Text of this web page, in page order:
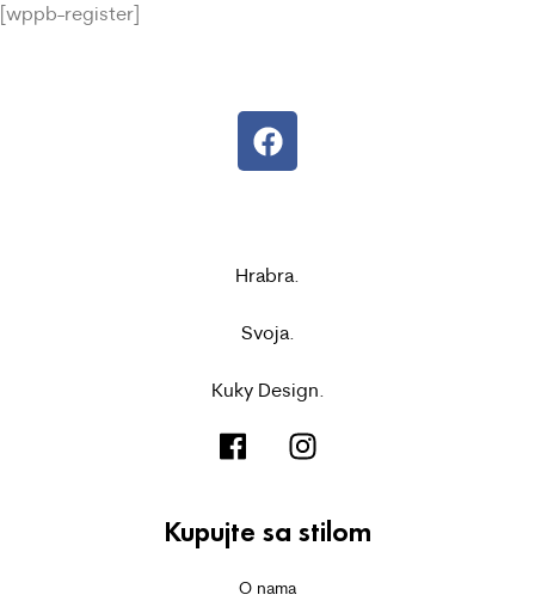
[wppb-register]
Hrabra.
Svoja.
Kuky Design.
Kupujte sa stilom
O nama